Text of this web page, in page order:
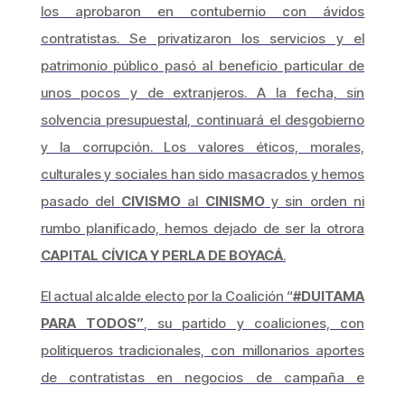
los aprobaron en contubernio con ávidos
contratistas. Se privatizaron los servicios y el
patrimonio público pasó al beneficio particular de
unos pocos y de extranjeros. A la fecha, sin
solvencia presupuestal, continuará el desgobierno
y la corrupción. Los valores éticos, morales,
culturales y sociales han sido masacrados y hemos
pasado del CIVISMOal CINISMOy sin orden ni
rumbo planificado, hemos dejado de ser la otrora
CAPITAL CÍVICA Y PERLA DE BOYACÁ.
El actual alcalde electo por la Coalición “#DUITAMA
PARA TODOS”, su partido y coaliciones, con
politiqueros tradicionales, con millonarios aportes
de contratistas en negocios de campaña e